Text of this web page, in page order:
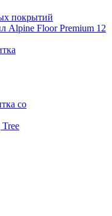
покрытий
Alpine Floor Premium 12
со